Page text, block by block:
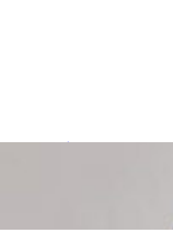
Pakaian